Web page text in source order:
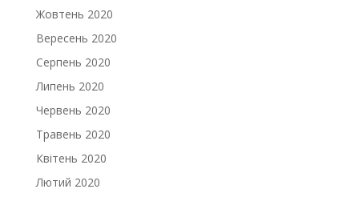
Жовтень 2020
Вересень 2020
Серпень 2020
Липень 2020
Червень 2020
Травень 2020
Квітень 2020
Лютий 2020